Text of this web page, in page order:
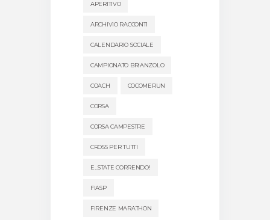
APERITIVO
ARCHIVIO RACCONTI
CALENDARIO SOCIALE
CAMPIONATO BRIANZOLO
COACH COCOMERUN
CORSA
CORSA CAMPESTRE
CROSS PER TUTTI
E...STATE CORRENDO!
FIASP
FIRENZE MARATHON